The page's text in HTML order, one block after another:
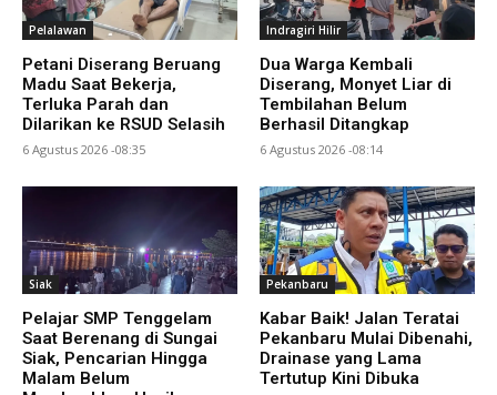
Pelalawan
Petani Diserang Beruang
Madu Saat Bekerja,
Terluka Parah dan
Dilarikan ke RSUD Selasih
6 Agustus 2026 -08:35
Indragiri Hilir
Dua Warga Kembali
Diserang, Monyet Liar di
Tembilahan Belum
Berhasil Ditangkap
6 Agustus 2026 -08:14
Siak
Pelajar SMP Tenggelam
Saat Berenang di Sungai
Siak, Pencarian Hingga
Malam Belum
Pekanbaru
Kabar Baik! Jalan Teratai
Pekanbaru Mulai Dibenahi,
Drainase yang Lama
Tertutup Kini Dibuka